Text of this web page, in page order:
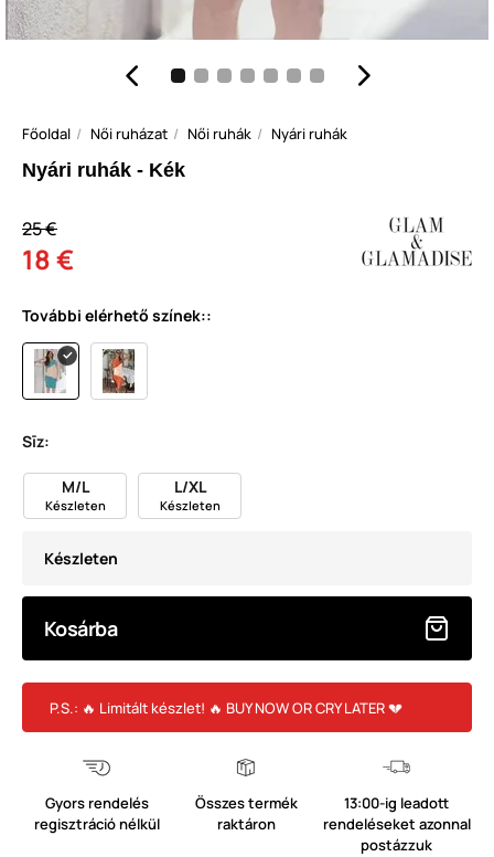
Főoldal Női ruházat Női ruhák Nyári ruhák
Nyári ruhák - Kék
25 €
18 €
További elérhető színek::
Sīz:
M/L
Készleten
L/XL
Készleten
Készleten
Kosárba
P.S.: 🔥 Limitált készlet! 🔥 BUY NOW OR CRY LATER 💔
Gyors rendelés
regisztráció nélkül
Összes termék
raktáron
13:00-ig leadott
rendeléseket azonnal
postázzuk